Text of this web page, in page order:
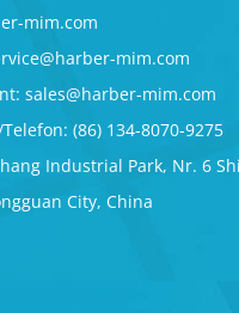
mim.com
mim.com
sales@harber-mim.com
(86) 134-8070-9275
Industrial Park, Nr. 6
City, China